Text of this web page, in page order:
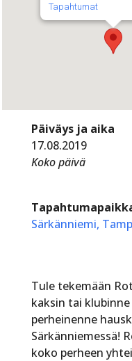
Tapahtumat
Päiväys ja aika
17.08.2019
Koko päivä
Särkänniemi,
Tule tekemään
kaksin tai
perheinenne
Särkänniemessä!
koko perheen